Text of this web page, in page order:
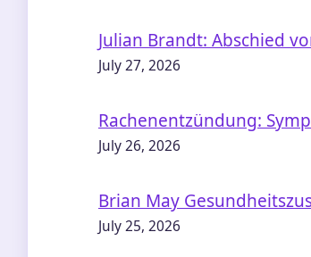
Julian Brandt: Abschied
July 27, 2026
Rachenentzündung:
July 26, 2026
Brian May
July 25, 2026